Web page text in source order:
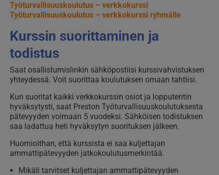
Työturvallisuuskoulutus – verkkokurssi
Työturvallisuuskoulutus – verkkokurssi ryhmälle
Kurssin suorittaminen ja
todistus
Saat osallistumislinkin sähköpostiisi kurssivahvistuksen
yhteydessä. Voit suorittaa koulutuksen omaan tahtiisi.
Kun suoritat kaikki verkkokurssin osiot ja lopputentin
hyväksytysti, saat Preston Työturvallisuuskoulutuksesta
pätevyyden voimaan 5 vuodeksi. Sähköisen todistuksen
saa ladattua heti hyväksytyn suorituksen jälkeen.
Huomioithan, että kurssista ei saa kuljettajan
ammattipätevyyden jatkokoulutusmerkintää.
Mikäli tarvitset kuljettajan ammattipätevyyden